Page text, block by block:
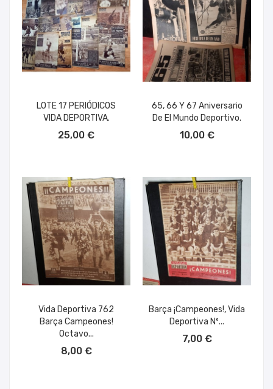
LOTE 17 PERIÓDICOS
VIDA DEPORTIVA.
25,00 €
65, 66 Y 67 Aniversario
De El Mundo Deportivo.
10,00 €
Vida Deportiva 762
Barça Campeones!
Octavo...
8,00 €
Barça ¡Campeones!, Vida
Deportiva Nº...
7,00 €